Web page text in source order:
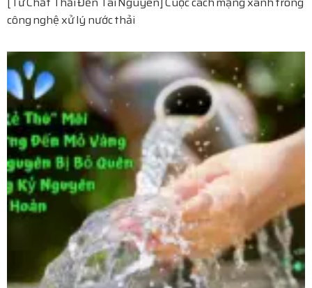
công nghệ xử lý nước thải